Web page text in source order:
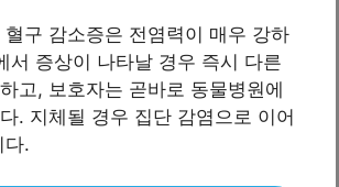
혈구 감소증은 전염력이 매우 강하
서 증상이 나타날 경우 즉시 다른
고, 보호자는 곧바로 동물병원에
. 지체될 경우 집단 감염으로 이어
다.